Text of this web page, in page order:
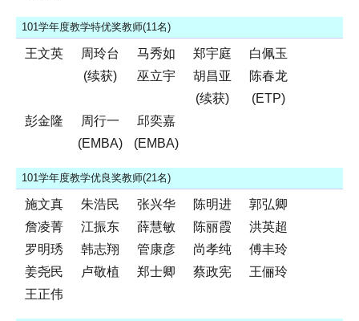
101学年度教学特优奖教师(11名)
王文英
周玲台
(续获)
马秀如 郑宇庭
白佩玉
巫立宇
胡昌亚
(续获)
陈春龙
(ETP)
彭金隆
周行一
(EMBA)
邱奕嘉
(EMBA)
101学年度教学优良奖教师(21名)
施文真 朱浩民 张兴华 陈明进
郭弘卿
詹凌菁
江振东 薛慧敏 陈丽霞
洪英超
罗明琇
韩志翔 管康彦 尚孝纯
傅丰玲
姜尧民
卢敬植 郑士卿 蔡政宪
王俪玲
王正伟